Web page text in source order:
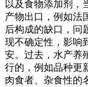
以及食物添加剂，
产物出口，例如法
后构成的缺口，问
现不确定性，影响
安。过去，水产养
行的，例如品种更
肉食者、杂食性的